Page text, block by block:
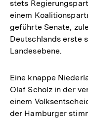
stets
einem
geführte Senate,
Deutschlands erste
Landesebene.
Eine knappe
Olaf Scholz in der
einem
der Hamburger